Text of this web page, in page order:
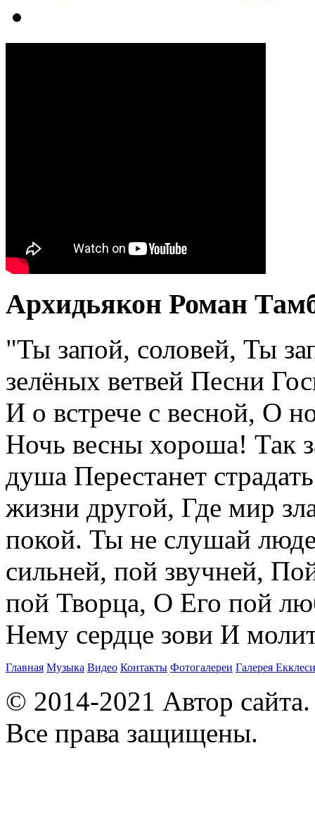
Архидьякон Роман
"Ты запой, соловей, Ты
зелёных ветвей Песни
И о встрече с весной, О
Ночь весны хороша! Так
душа Перестанет
жизни другой, Где мир
покой. Ты не слушай
сильней, пой звучней,
пой Творца, О Его пой
Нему сердце зови И
Главная Музыка Видео Контакты Фотогалереи Галерея
© 2014-2021 Автор
Все права защищены.